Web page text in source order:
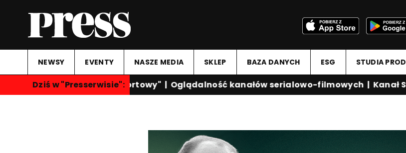
NEWSY EVENTY NASZE MEDIA SKLEP BAZA DANYCH ESG STUDIA
Dziś w "Presserwisie":
"Przegląd Sportowy"|Oglądalność kanałów serialowo-filmowych|Kanał